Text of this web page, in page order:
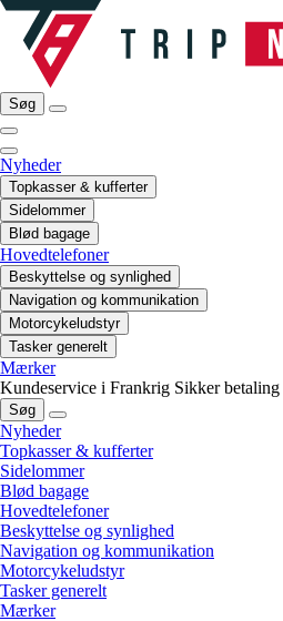
Søg
Nyheder
Topkasser & kufferter
Sidelommer
Blød bagage
Hovedtelefoner
Beskyttelse og synlighed
Navigation og kommunikation
Motorcykeludstyr
Tasker generelt
Mærker
Kundeservice i Frankrig Sikker betaling
Søg
Nyheder
Topkasser & kufferter
Sidelommer
Blød bagage
Hovedtelefoner
Beskyttelse og synlighed
Navigation og kommunikation
Motorcykeludstyr
Tasker generelt
Mærker